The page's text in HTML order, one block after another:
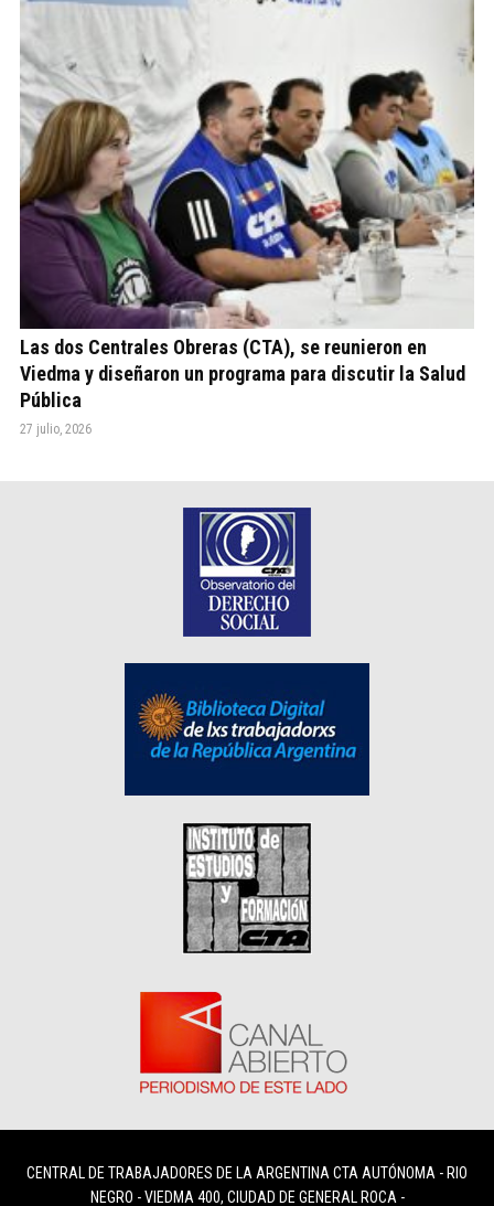
Las dos Centrales Obreras (CTA), se reunieron en
Viedma y diseñaron un programa para discutir la Salud
Pública
27 julio, 2026
CENTRAL DE TRABAJADORES DE LA ARGENTINA CTA AUTÓNOMA - RIO
NEGRO - VIEDMA 400, CIUDAD DE GENERAL ROCA -